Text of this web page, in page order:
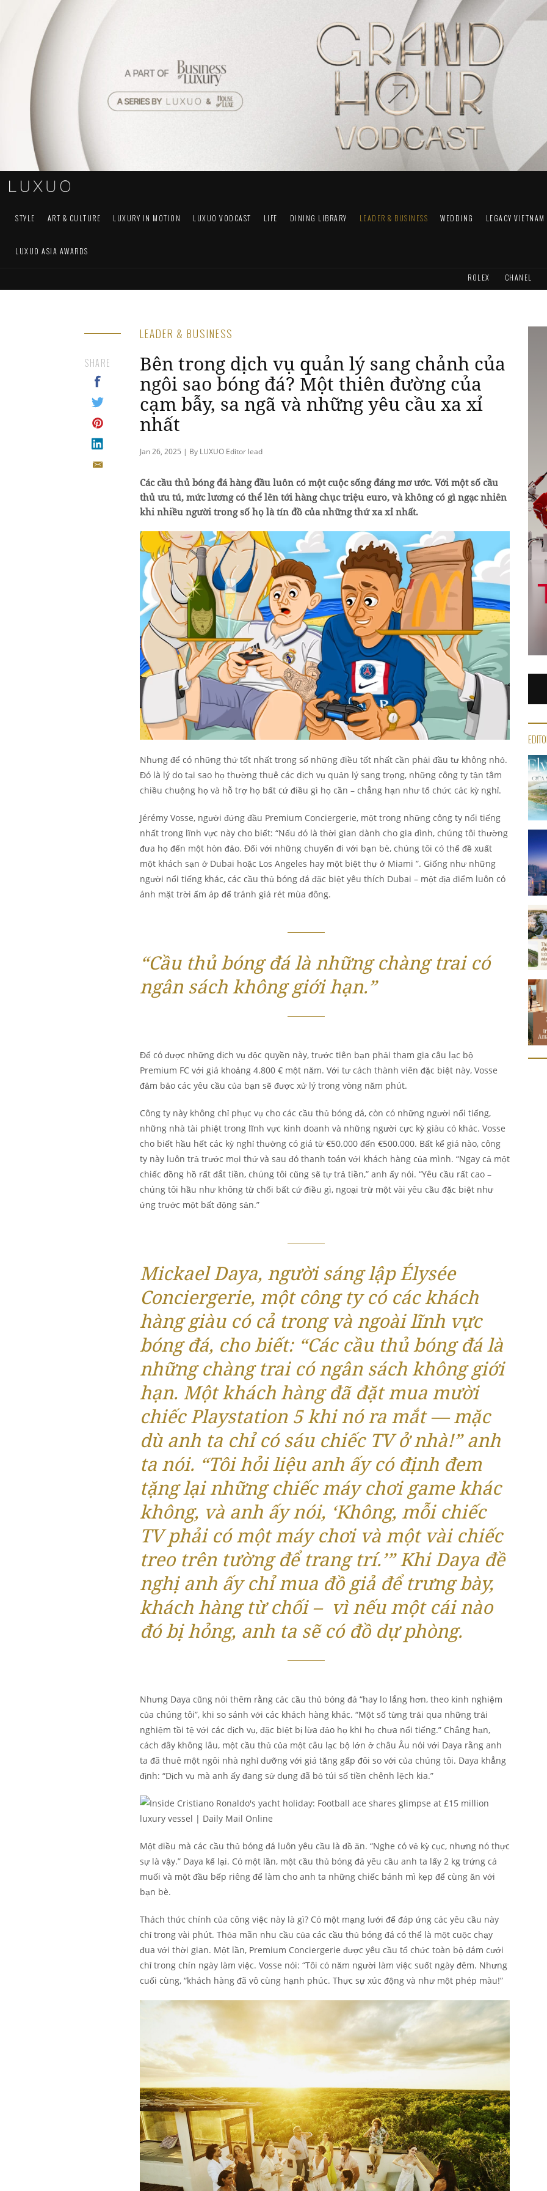
STYLE ART & CULTURE LUXURY IN MOTION LUXUO VODCAST LIFE DINING LIBRARY LEADER & BUSINESS WEDDING LEGACY VIETNAM
LUXUO ASIA AWARDS
ROLEX CHANEL
LEADER & BUSINESS
Bên trong dịch vụ quản lý sang chảnh của
ngôi sao bóng đá? Một thiên đường của
cạm bẫy, sa ngã và những yêu cầu xa xỉ
nhất
Jan 26, 2025 | By LUXUO Editor lead
SHARE
Các cầu thủ bóng đá hàng đầu luôn có một cuộc sống đáng mơ ước. Với một số cầu
thủ ưu tú, mức lương có thể lên tới hàng chục triệu euro, và không có gì ngạc nhiên
khi nhiều người trong số họ là tín đồ của những thứ xa xỉ nhất.
Nhưng để có những thứ tốt nhất trong số những điều tốt nhất cần phải đầu tư không nhỏ.
Đó là lý do tại sao họ thường thuê các dịch vụ quản lý sang trọng, những công ty tận tâm
chiều chuộng họ và hỗ trợ họ bất cứ điều gì họ cần – chẳng hạn như tổ chức các kỳ nghỉ.
Jérémy Vosse, người đứng đầu Premium Conciergerie, một trong những công ty nổi tiếng
nhất trong lĩnh vực này cho biết: “Nếu đó là thời gian dành cho gia đình, chúng tôi thường
đưa họ đến một hòn đảo. Đối với những chuyến đi với bạn bè, chúng tôi có thể đề xuất
một khách sạn ở Dubai hoặc Los Angeles hay một biệt thự ở Miami ”. Giống như những
người nổi tiếng khác, các cầu thủ bóng đá đặc biệt yêu thích Dubai – một địa điểm luôn có
ánh mặt trời ấm áp để tránh giá rét mùa đông.
“Cầu thủ bóng đá là những chàng trai có
ngân sách không giới hạn.”
Để có được những dịch vụ độc quyền này, trước tiên bạn phải tham gia câu lạc bộ
Premium FC với giá khoảng 4.800 € một năm. Với tư cách thành viên đặc biệt này, Vosse
đảm bảo các yêu cầu của bạn sẽ được xử lý trong vòng năm phút.
Công ty này không chỉ phục vụ cho các cầu thủ bóng đá, còn có những người nổi tiếng,
những nhà tài phiệt trong lĩnh vực kinh doanh và những người cực kỳ giàu có khác. Vosse
cho biết hầu hết các kỳ nghỉ thường có giá từ €50.000 đến €500.000. Bất kể giá nào, công
ty này luôn trả trước mọi thứ và sau đó thanh toán với khách hàng của mình. “Ngay cả một
chiếc đồng hồ rất đắt tiền, chúng tôi cũng sẽ tự trả tiền,” anh ấy nói. “Yêu cầu rất cao –
chúng tôi hầu như không từ chối bất cứ điều gì, ngoại trừ một vài yêu cầu đặc biệt như
ứng trước một bất động sản.”
Mickael Daya, người sáng lập Élysée
Conciergerie, một công ty có các khách
hàng giàu có cả trong và ngoài lĩnh vực
bóng đá, cho biết: “Các cầu thủ bóng đá là
những chàng trai có ngân sách không giới
hạn. Một khách hàng đã đặt mua mười
chiếc Playstation 5 khi nó ra mắt — mặc
dù anh ta chỉ có sáu chiếc TV ở nhà!” anh
ta nói. “Tôi hỏi liệu anh ấy có định đem
tặng lại những chiếc máy chơi game khác
không, và anh ấy nói, ‘Không, mỗi chiếc
TV phải có một máy chơi và một vài chiếc
treo trên tường để trang trí.’” Khi Daya đề
nghị anh ấy chỉ mua đồ giả để trưng bày,
khách hàng từ chối – vì nếu một cái nào
đó bị hỏng, anh ta sẽ có đồ dự phòng.
Nhưng Daya cũng nói thêm rằng các cầu thủ bóng đá “hay lo lắng hơn, theo kinh nghiệm
của chúng tôi”, khi so sánh với các khách hàng khác. “Một số từng trải qua những trải
nghiệm tồi tệ với các dịch vụ, đặc biệt bị lừa đảo họ khi họ chưa nổi tiếng.” Chẳng hạn,
cách đây không lâu, một cầu thủ của một câu lạc bộ lớn ở châu Âu nói với Daya rằng anh
ta đã thuê một ngôi nhà nghỉ dưỡng với giá tăng gấp đôi so với của chúng tôi. Daya khẳng
định: “Dịch vụ mà anh ấy đang sử dụng đã bỏ túi số tiền chênh lệch kia.”
Một điều mà các cầu thủ bóng đá luôn yêu cầu là đồ ăn. “Nghe có vẻ kỳ cục, nhưng nó thực
sự là vậy.” Daya kể lại. Có một lần, một cầu thủ bóng đá yêu cầu anh ta lấy 2 kg trứng cá
muối và một đầu bếp riêng để làm cho anh ta những chiếc bánh mì kẹp để cùng ăn với
bạn bè.
Thách thức chính của công việc này là gì? Có một mạng lưới để đáp ứng các yêu cầu này
chỉ trong vài phút. Thỏa mãn nhu cầu của các cầu thủ bóng đá có thể là một cuộc chạy
đua với thời gian. Một lần, Premium Conciergerie được yêu cầu tổ chức toàn bộ đám cưới
chỉ trong chín ngày làm việc. Vosse nói: “Tôi có năm người làm việc suốt ngày đêm. Nhưng
cuối cùng, “khách hàng đã vô cùng hạnh phúc. Thực sự xúc động và như một phép màu!”